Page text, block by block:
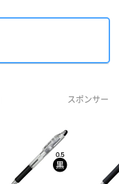
スポンサー